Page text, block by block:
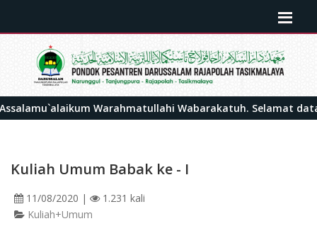
Warahmatullahi Wabarakatuh. Selamat datang di
Kuliah Umum Babak ke - I
11/08/2020 |
1.231 kali
Kuliah+Umum